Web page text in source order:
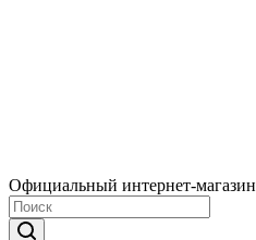
Официальный интернет-магазин